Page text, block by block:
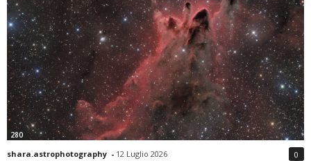
280
shara.astrophotography - 12 Luglio 2026 0